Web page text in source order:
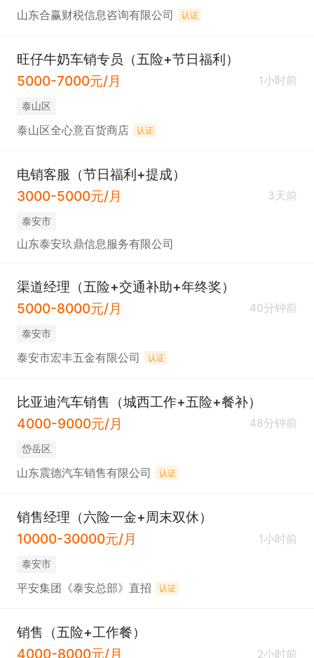
山东合赢财税信息咨询有限公司 认证
旺仔牛奶车销专员（五险+节日福利）
5000-7000元/月
1小时前
泰山区
泰山区全心意百货商店 认证
电销客服（节日福利+提成）
3000-5000元/月
3天前
泰安市
山东泰安玖鼎信息服务有限公司
渠道经理（五险+交通补助+年终奖）
5000-8000元/月
40分钟前
泰安市
泰安市宏丰五金有限公司 认证
比亚迪汽车销售（城西工作+五险+餐补）
4000-9000元/月
48分钟前
岱岳区
山东震德汽车销售有限公司 认证
销售经理（六险一金+周末双休）
10000-30000元/月
1小时前
泰安市
平安集团《泰安总部》直招 认证
销售（五险+工作餐）
4000-8000元/月
2小时前